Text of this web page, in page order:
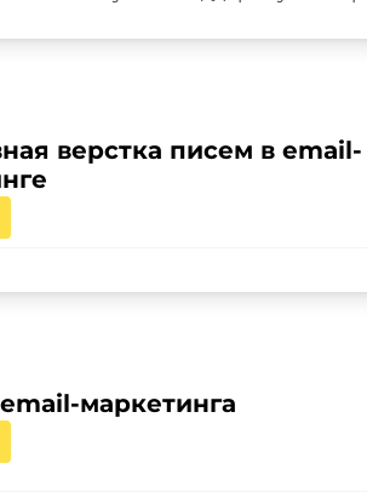
верстка писем в email-
маркетинга